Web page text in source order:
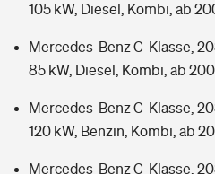
105 kW, Diesel, Kombi, ab
Mercedes-Benz C-Klasse,
85 kW, Diesel, Kombi, ab
Mercedes-Benz C-Klasse,
120 kW, Benzin, Kombi, ab
Mercedes-Benz C-Klasse,